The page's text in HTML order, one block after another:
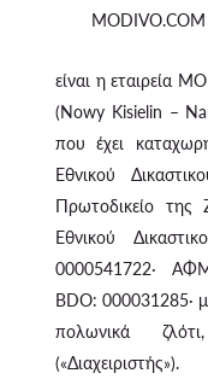
MODIVO.COM
είναι η εταιρεία
(Nowy Kisielin –
που έχει
Εθνικού
Πρωτοδικείο
Εθνικού
0000541722·
BDO: 000031285·
πολωνικά
(«Διαχειριστής»).